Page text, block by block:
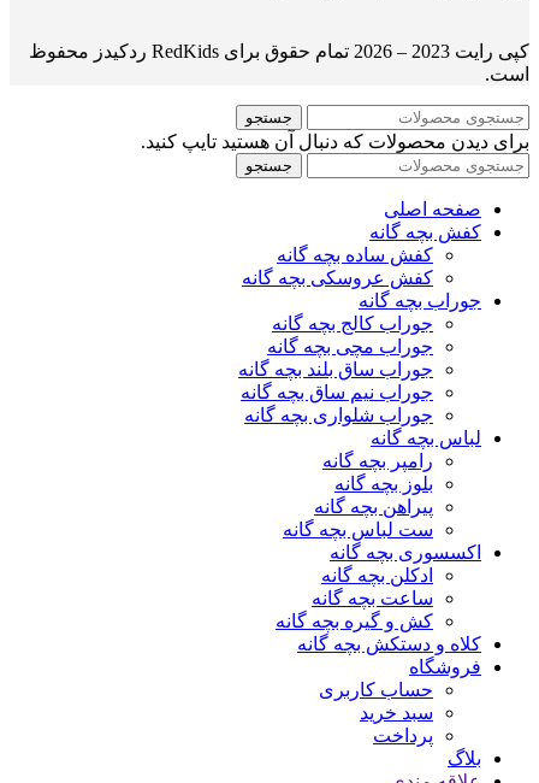
کپی رایت 2023 – 2026 تمام حقوق برای RedKids ردکیدز محفوظ
است.
جستجو
برای دیدن محصولات که دنبال آن هستید تایپ کنید.
جستجو
صفحه اصلی
کفش بچه گانه
کفش ساده بچه گانه
کفش عروسکی بچه گانه
جوراب بچه گانه
جوراب کالج بچه گانه
جوراب مچی بچه گانه
جوراب ساق بلند بچه گانه
جوراب نیم ساق بچه گانه
جوراب شلواری بچه گانه
لباس بچه گانه
رامپر بچه گانه
بلوز بچه گانه
پیراهن بچه گانه
ست لباس بچه گانه
اکسسوری بچه گانه
ادکلن بچه گانه
ساعت بچه گانه
کش و گیره بچه گانه
کلاه و دستکش بچه گانه
فروشگاه
حساب کاربری
سبد خرید
پرداخت
بلاگ